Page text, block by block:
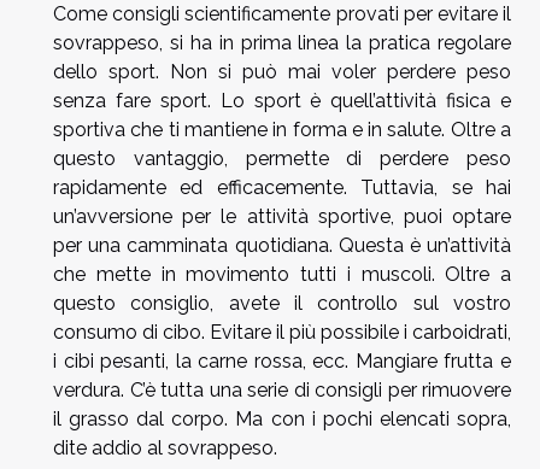
Come consigli scientificamente provati per evitare il
sovrappeso, si ha in prima linea la pratica regolare
dello sport. Non si può mai voler perdere peso
senza fare sport. Lo sport è quell’attività fisica e
sportiva che ti mantiene in forma e in salute. Oltre a
questo vantaggio, permette di perdere peso
rapidamente ed efficacemente. Tuttavia, se hai
un’avversione per le attività sportive, puoi optare
per una camminata quotidiana. Questa è un’attività
che mette in movimento tutti i muscoli. Oltre a
questo consiglio, avete il controllo sul vostro
consumo di cibo. Evitare il più possibile i carboidrati,
i cibi pesanti, la carne rossa, ecc. Mangiare frutta e
verdura. C’è tutta una serie di consigli per rimuovere
il grasso dal corpo. Ma con i pochi elencati sopra,
dite addio al sovrappeso.